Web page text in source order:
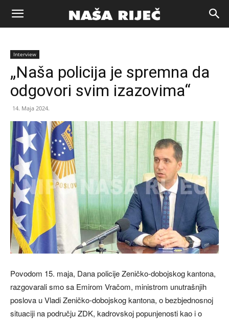
Naša
riječ
Interview
„Naša policija je spremna da
odgovori svim izazovima“
14. Maja 2024.
Povodom 15. maja, Dana policije Zeničko-dobojskog kantona,
razgovarali smo sa Emirom Vračom, ministrom unutrašnjih
poslova u Vladi Zeničko-dobojskog kantona, o bezbjednosnoj
situaciji na području ZDK, kadrovskoj popunjenosti kao i o